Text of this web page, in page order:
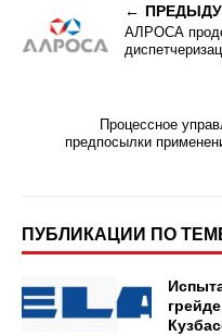
АЛРОСА
Процессное
предпосылки
ПУБЛИКАЦИИ ПО